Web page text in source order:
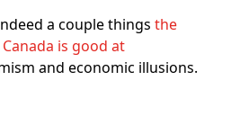
a couple things the
is good at
and economic illusions.